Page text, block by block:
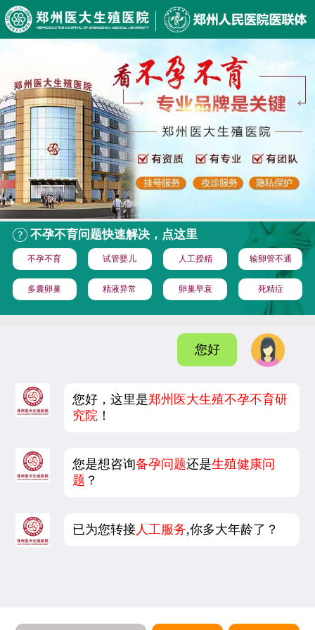
不孕不育问题快速解决，点这里
不孕不育 试管婴儿 人工授精 输卵管不通
多囊卵巢 精液异常 卵巢早衰 死精症
您好
您好，这里是郑州医大生殖不孕不育研
究院 ！
您是想咨询备孕问题还是生殖健康问
题 ？
已为您转接 人工服务,你多大年龄了？